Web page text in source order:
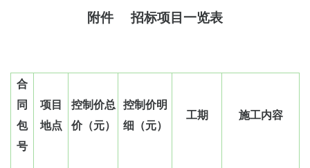
附件 招标项目一览表
合
同
包
号
项目
地点
控制价总
价（元）
控制价明
细（元）
工期 施工内容